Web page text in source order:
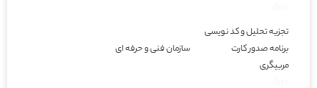
تجزیه تحلیل و کد نویسی
برنامه صدور کارت
مربیگری
سازمان فنی و حرفه ای